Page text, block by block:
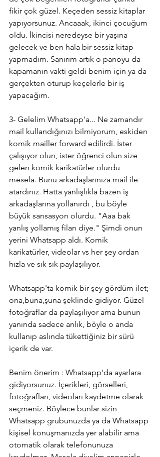
fikir çok güzel. Keçeden sessiz kitaplar
yapıyorsunuz. Ancaaak, ikinci çocuğum
oldu. İkincisi neredeyse bir yaşına
gelecek ve ben hala bir sessiz kitap
yapmadım. Sanırım artık o panoyu da
kapamanın vakti geldi benim için ya da
gerçekten oturup keçelerle bir iş
yapacağım.
3- Gelelim Whatsapp'a... Ne zamandır
mail kullandığınızı bilmiyorum, eskiden
komik mailler forward edilirdi. İster
çalışıyor olun, ister öğrenci olun size
gelen komik karikatürler olurdu
mesela. Bunu arkadaşlarınıza mail ile
atardınız. Hatta yanlışlıkla bazen iş
arkadaşlarına yollanırdı , bu böyle
büyük sansasyon olurdu. "Aaa bak
yanlış yollamış filan diye." Şimdi onun
yerini Whatsapp aldı. Komik
karikatürler, videolar vs her şey ordan
hızla ve sık sık paylaşılıyor.
Whatsapp'ta komik bir şey gördüm ilet;
ona,buna,şuna şeklinde gidiyor. Güzel
fotoğraflar da paylaşılıyor ama bunun
yanında sadece anlık, böyle o anda
kullanıp aslında tükettiğiniz bir sürü
içerik de var.
Benim önerim : Whatsapp'da ayarlara
gidiyorsunuz. İçerikleri, görselleri,
fotoğrafları, videoları kaydetme olarak
seçmeniz. Böylece bunlar sizin
Whatsapp grubunuzda ya da Whatsapp
kişisel konuşmanızda yer alabilir ama
otomatik olarak telefonunuza